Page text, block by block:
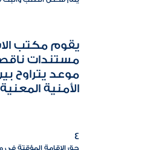
يقوم مكتب
مستندات
موعد يتراوح
الأمنية
4
حق الإقامة المؤقتة في